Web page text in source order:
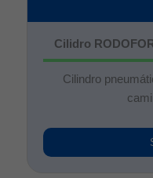
Cilidro
Cilindro